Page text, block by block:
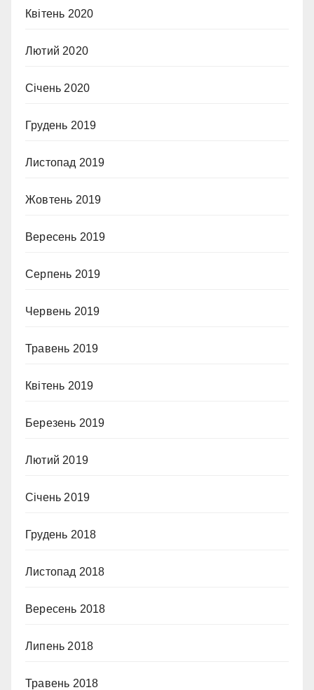
Квітень 2020
Лютий 2020
Січень 2020
Грудень 2019
Листопад 2019
Жовтень 2019
Вересень 2019
Серпень 2019
Червень 2019
Травень 2019
Квітень 2019
Березень 2019
Лютий 2019
Січень 2019
Грудень 2018
Листопад 2018
Вересень 2018
Липень 2018
Травень 2018